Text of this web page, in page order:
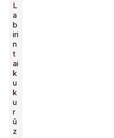
L
a
b
iri
n
t
ai
k
u
k
u
r
ū
z